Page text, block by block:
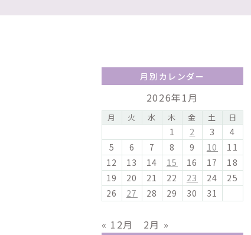
月別カレンダー
2026年1月
月 火 水 木 金 土 日
1 2 3
4
5
6 7 8 9 10
11
12
13 14 15 16 17
18
19
20 21 22 23 24
25
26
27 28 29 30 31
« 12月 2月 »